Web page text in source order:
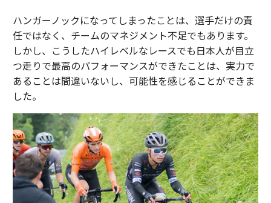
ハンガーノックになってしまったことは、選手だけの責
任ではなく、チームのマネジメント不足でもあります。
しかし、こうしたハイレベルなレースでも日本人が目立
つ走りで最高のパフォーマンスができたことは、実力で
あることは間違いないし、可能性を感じることができま
した。